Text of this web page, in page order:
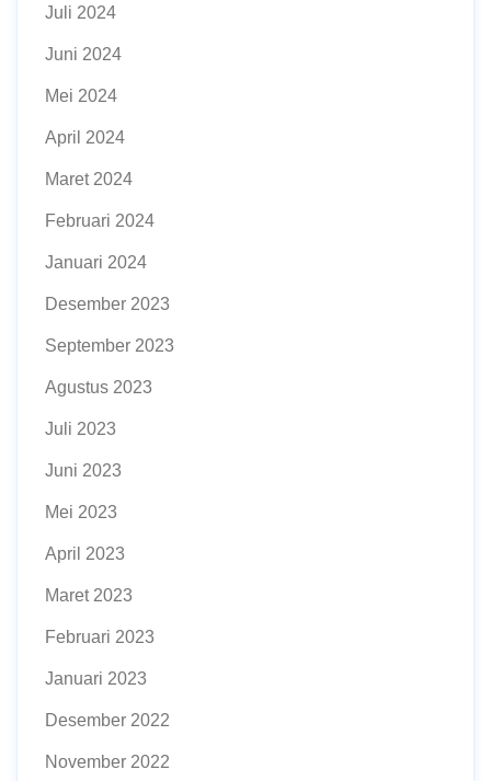
Juli 2024
Juni 2024
Mei 2024
April 2024
Maret 2024
Februari 2024
Januari 2024
Desember 2023
September 2023
Agustus 2023
Juli 2023
Juni 2023
Mei 2023
April 2023
Maret 2023
Februari 2023
Januari 2023
Desember 2022
November 2022